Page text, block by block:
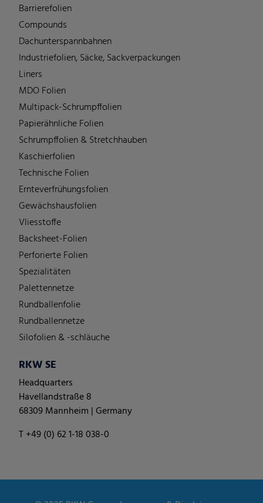
Barrierefolien
Compounds
Dachunterspannbahnen
Industriefolien, Säcke, Sackverpackungen
Liners
MDO Folien
Multipack-Schrumpffolien
Papierähnliche Folien
Schrumpffolien & Stretchhauben
Kaschierfolien
Technische Folien
Ernteverfrühungsfolien
Gewächshausfolien
Vliesstoffe
Backsheet-Folien
Perforierte Folien
Spezialitäten
Palettennetze
Rundballenfolie
Rundballennetze
Silofolien & -schläuche
RKW SE
Headquarters
Havellandstraße 8
68309 Mannheim | Germany
T +49 (0) 62 1-18 038-0